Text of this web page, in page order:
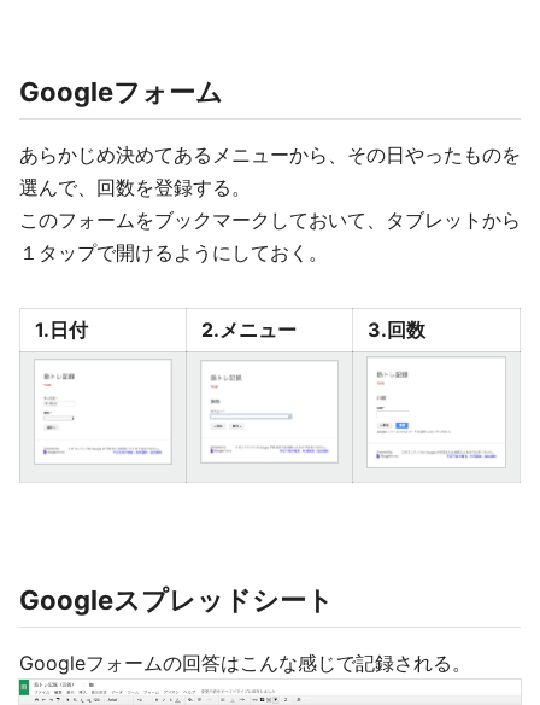
Googleフォーム
あらかじめ決めてあるメニューから、その日やったものを
選んで、回数を登録する。
このフォームをブックマークしておいて、タブレットから
１タップで開けるようにしておく。
1.日付 2.メニュー 3.回数
Googleスプレッドシート
Googleフォームの回答はこんな感じで記録される。